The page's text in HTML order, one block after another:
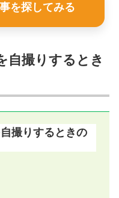
を探してみる
自撮りするとき
撮りするときの